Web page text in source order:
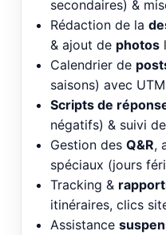
secondaires) &
Rédaction de la
& ajout de photos
Calendrier de
saisons) avec UTM
Scripts de
négatifs) & suivi
Gestion des Q&R,
spéciaux (jours
Tracking &
itinéraires, clics
Assistance